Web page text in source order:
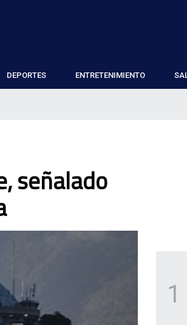
DEPORTES ENTRETENIMIENTO
señalado
1